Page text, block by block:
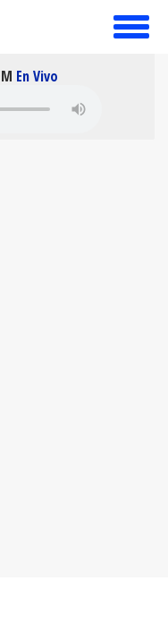
toggle
En Vivo